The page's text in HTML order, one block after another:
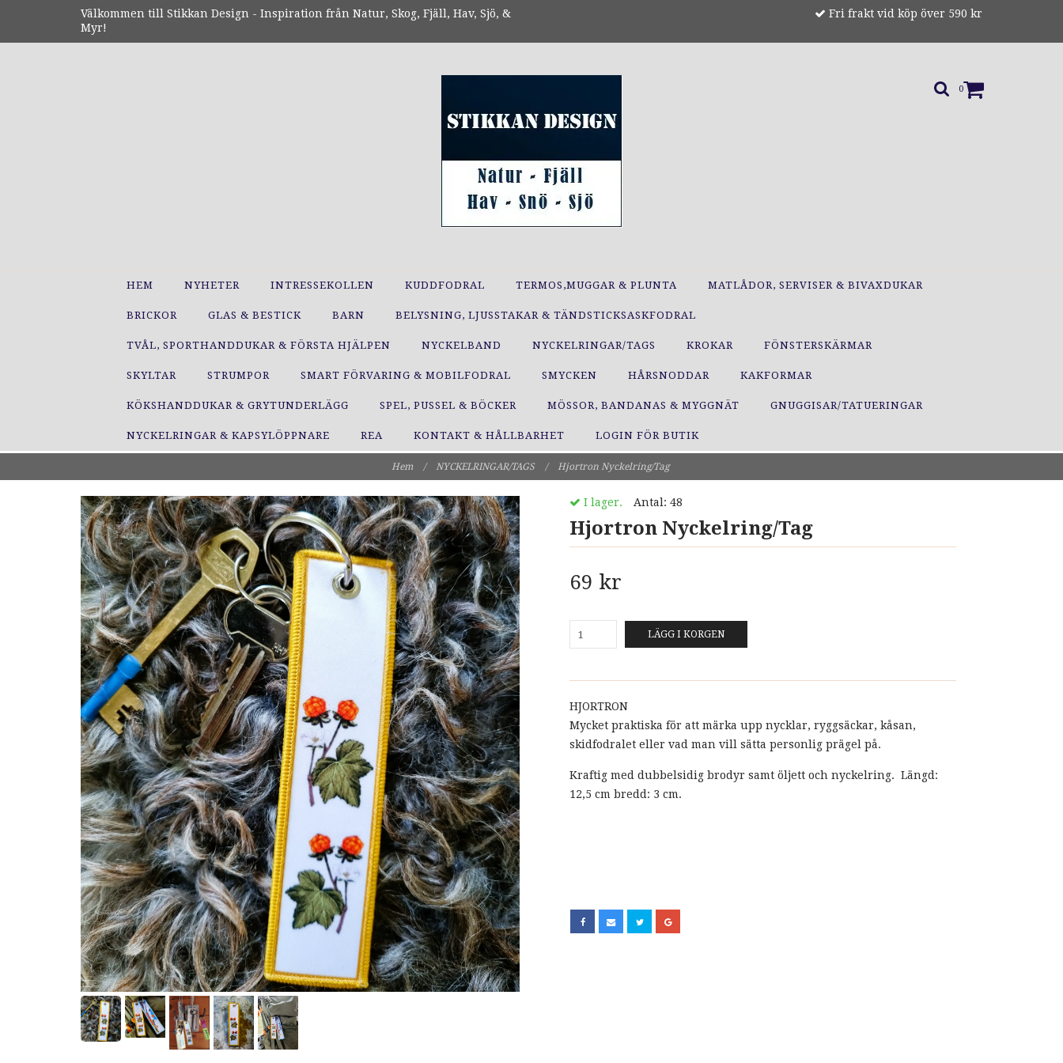
Välkommen till Stikkan Design - Inspiration från Natur, Skog, Fjäll, Hav, Sjö, &
Myr!
Fri frakt vid köp över 590 kr
0
HEM NYHETER INTRESSEKOLLEN KUDDFODRAL TERMOS,MUGGAR & PLUNTA MATLÅDOR, SERVISER & BIVAXDUKAR
BRICKOR GLAS & BESTICK BARN BELYSNING, LJUSSTAKAR & TÄNDSTICKSASKFODRAL
TVÅL, SPORTHANDDUKAR & FÖRSTA HJÄLPEN NYCKELBAND NYCKELRINGAR/TAGS KROKAR FÖNSTERSKÄRMAR
SKYLTAR STRUMPOR SMART FÖRVARING & MOBILFODRAL SMYCKEN HÅRSNODDAR KAKFORMAR
KÖKSHANDDUKAR & GRYTUNDERLÄGG SPEL, PUSSEL & BÖCKER MÖSSOR, BANDANAS & MYGGNÄT GNUGGISAR/TATUERINGAR
NYCKELRINGAR & KAPSYLÖPPNARE REA KONTAKT & HÅLLBARHET LOGIN FÖR BUTIK
Hem / NYCKELRINGAR/TAGS / Hjortron Nyckelring/Tag
I lager. Antal: 48
Hjortron Nyckelring/Tag
69 kr
LÄGG I KORGEN
HJORTRON
Mycket praktiska för att märka upp nycklar, ryggsäckar, kåsan,
skidfodralet eller vad man vill sätta personlig prägel på.
Kraftig med dubbelsidig brodyr samt öljett och nyckelring. Längd:
12,5 cm bredd: 3 cm.